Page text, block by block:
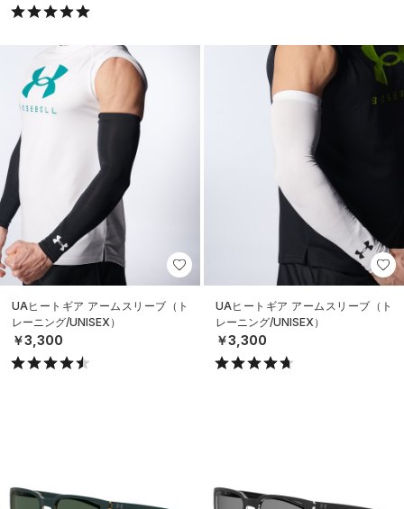
UAヒートギア アームスリーブ（ト
レーニング/UNISEX）
￥3,300
UAヒートギア アームスリーブ（ト
レーニング/UNISEX）
￥3,300